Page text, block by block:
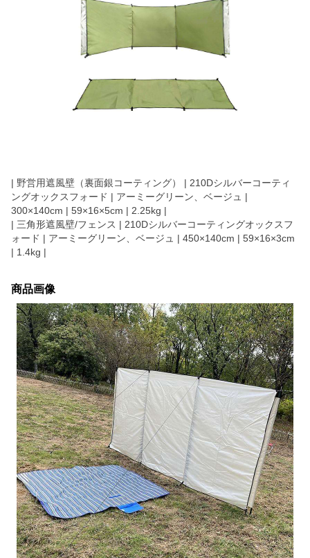
| 野営用遮風壁（裏面銀コーティング） | 210Dシルバーコーティ
ングオックスフォード | アーミーグリーン、ベージュ |
300×140cm | 59×16×5cm | 2.25kg |
| 三角形遮風壁/フェンス | 210Dシルバーコーティングオックスフ
ォード | アーミーグリーン、ベージュ | 450×140cm | 59×16×3cm
| 1.4kg |
商品画像